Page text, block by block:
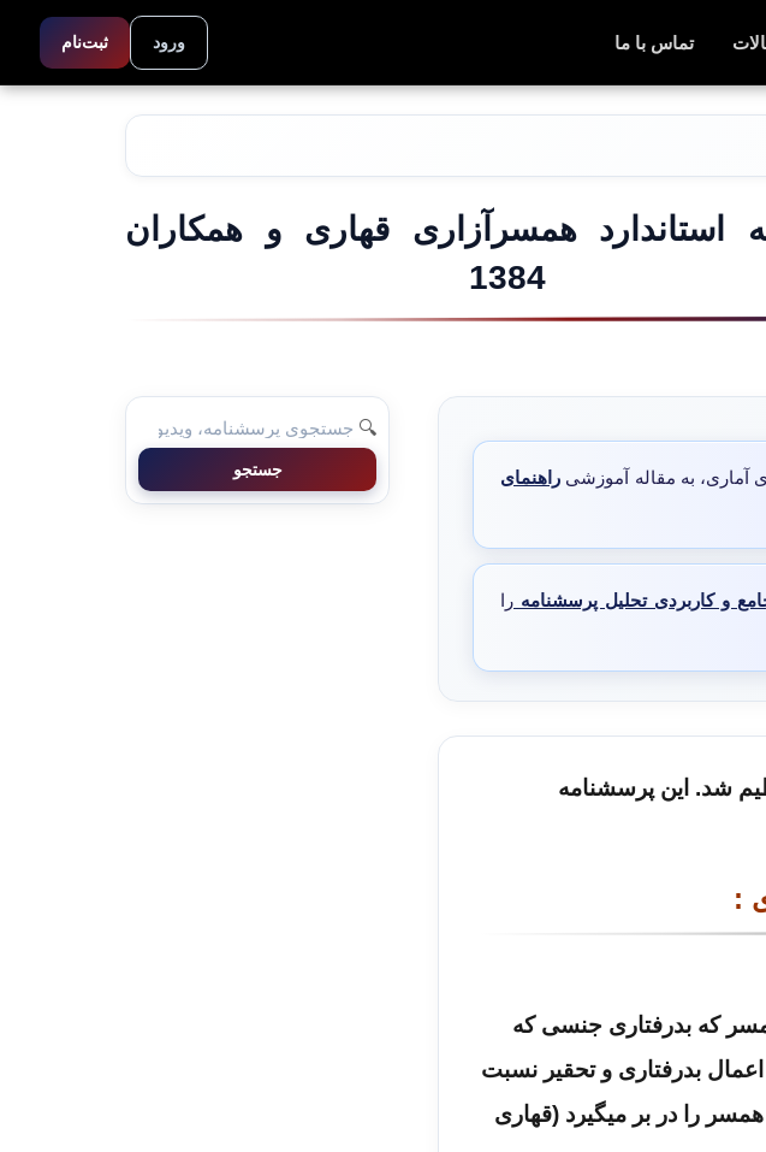
تماس با ما ورود ثبت‌نام
استاندارد همسرآزاری قهاری و همکاران
1384
راهنمای
و کاربردی تحلیل پرسشنامه را
همسرآزاری توسط قهاری و همکاران در سال۱۳۸۴ تنظیم شد. این پرسشنامه
:
که بدرفتاری جنسی که
بدرفتاری و تحقیر نسبت
را در بر میگیرد (قهاری
🔍
جستجو